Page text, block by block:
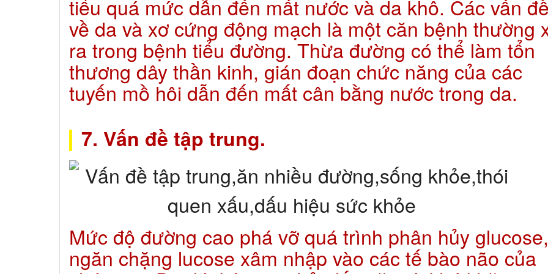
tiểu quá mức dẫn đến mất nước và da khô. Các vấn đề
về da và xơ cứng động mạch là một căn bệnh thường
ra trong bệnh tiểu đường. Thừa đường có thể làm tổn
thương dây thần kinh, gián đoạn chức năng của các
tuyến mồ hôi dẫn đến mất cân bằng nước trong da.
7. Vấn đề tập trung.
Mức độ đường cao phá vỡ quá trình phân hủy glucose,
ngăn chặng lucose xâm nhập vào các tế bào não của